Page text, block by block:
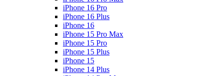
iPhone 16 Pro
iPhone 16 Plus
iPhone 16
iPhone 15 Pro Max
iPhone 15 Pro
iPhone 15 Plus
iPhone 15
iPhone 14 Plus